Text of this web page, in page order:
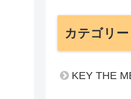
カテゴリー
KEY THE